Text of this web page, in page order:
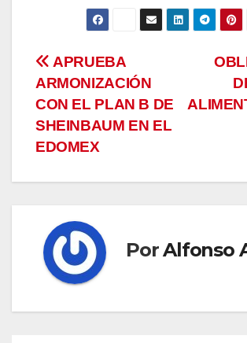
Navegación
de
entradas
APRUEBA
ARMONIZACIÓN
CON EL PLAN B DE
SHEINBAUM EN EL
EDOMEX
PorAlfonso